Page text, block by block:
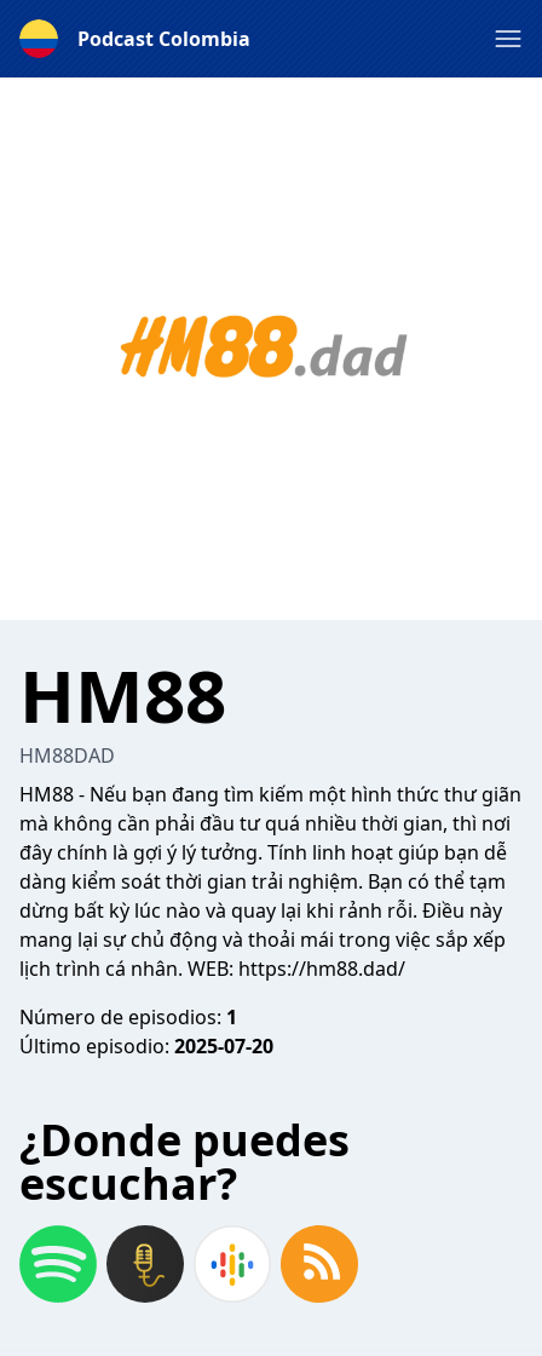
Podcast Colombia
HM88
HM88DAD
HM88- Nếu bạn đang tìm kiếm một hình thức thư giãn
mà không cần phải đầu tư quá nhiều thời gian, thì nơi
đây chính là gợi ý lý tưởng. Tính linh hoạt giúp bạn dễ
dàng kiểm soát thời gian trải nghiệm. Bạn có thể tạm
dừng bất kỳ lúc nào và quay lại khi rảnh rỗi. Điều này
mang lại sự chủ động và thoải mái trong việc sắp xếp
lịch trình cá nhân. WEB: https://hm88.dad/
Número de episodios: 1
Último episodio: 2025-07-20
¿Donde puedes
escuchar?